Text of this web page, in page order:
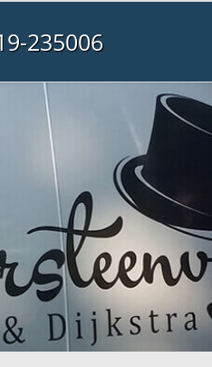
235006